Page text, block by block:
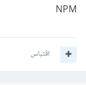
التنسيق من
NPM
اقتباس